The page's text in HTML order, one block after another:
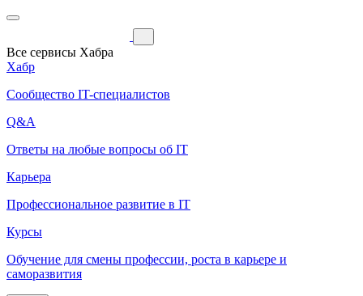
Все сервисы Хабра
Хабр
Сообщество IT-специалистов
Q&A
Ответы на любые вопросы об IT
Карьера
Профессиональное развитие в IT
Курсы
Обучение для смены профессии, роста в карьере и
саморазвития